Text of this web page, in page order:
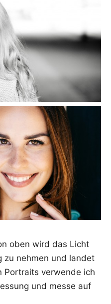
oben wird das Licht
zu neh­men und lan­det
Por­traits ver­wen­de ich
und mes­se auf